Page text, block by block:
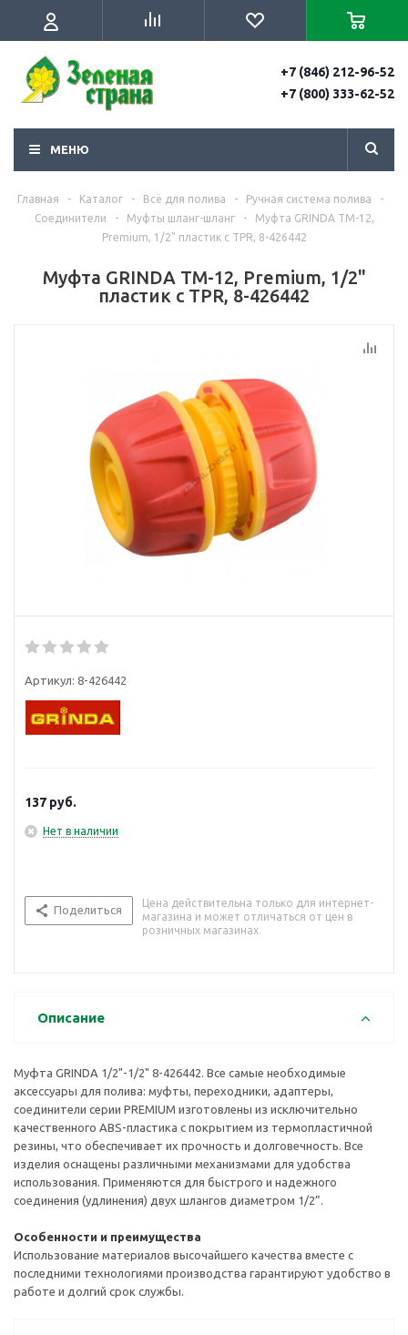
+7 (846) 212-96-52
+7 (800) 333-62-52
МЕНЮ
Главная - Каталог - Всё для полива - Ручная система полива
-
Соединители
- Муфты шланг-шланг -
Муфта GRINDA TM-12,
Premium, 1/2" пластик с TPR, 8-426442
Муфта GRINDA TM-12, Premium, 1/2"
пластик с TPR, 8-426442
Артикул: 8-426442
137 руб.
Нет в наличии
Поделиться
Цена действительна только для интернет-
магазина и может отличаться от цен в
розничных магазинах
Описание
Муфта GRINDA 1/2"-1/2" 8-426442. Все самые необходимые
аксессуары для полива: муфты, переходники, адаптеры,
соединители серии PREMIUM изготовлены из исключительно
качественного ABS-пластика с покрытием из термопластичной
резины, что обеспечивает их прочность и долговечность. Все
изделия оснащены различными механизмами для удобства
использования. Применяются для быстрого и надежного
соединения (удлинения) двух шлангов диаметром 1/2”.
Особенности и преимущества
Использование материалов высочайшего качества вместе с
последними технологиями производства гарантируют удобство в
работе и долгий срок службы.